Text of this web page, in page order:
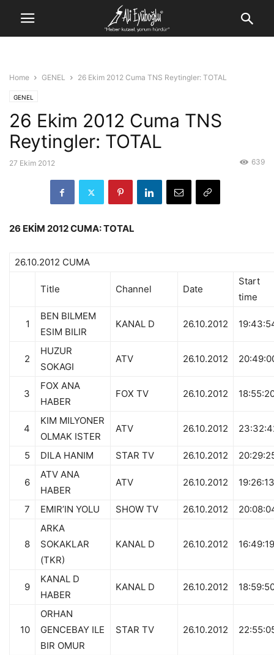
Home GENEL 26 Ekim 2012 Cuma TNS Reytingler: TOTAL
GENEL
26 Ekim 2012 Cuma TNS
Reytingler: TOTAL
27 Ekim 2012 639
26 EKİM 2012 CUMA: TOTAL
26.10.2012 CUMA
Title Channel Date
Start
time
1
BEN BILMEM
ESIM BILIR
KANAL D 26.10.2012
2
HUZUR
SOKAGI
ATV 26.10.2012
3
FOX ANA
HABER
FOX TV 26.10.2012
4
KIM MILYONER
OLMAK ISTER
ATV 26.10.2012
5 DILA HANIM STAR TV 26.10.2012
6
ATV ANA
HABER
ATV 26.10.2012 19:26:13
7 EMIR’IN YOLU SHOW TV 26.10.2012
8
ARKA
SOKAKLAR
(TKR)
KANAL D 26.10.2012 16:49:19
9
KANAL D
HABER
KANAL D 26.10.2012
10
ORHAN
GENCEBAY ILE
BIR OMUR
STAR TV 26.10.2012